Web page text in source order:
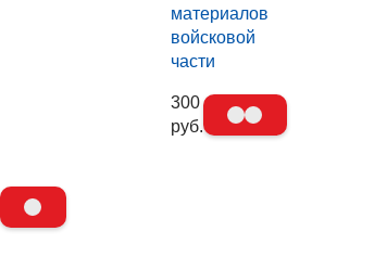
материалов
войсковой
части
300
руб.